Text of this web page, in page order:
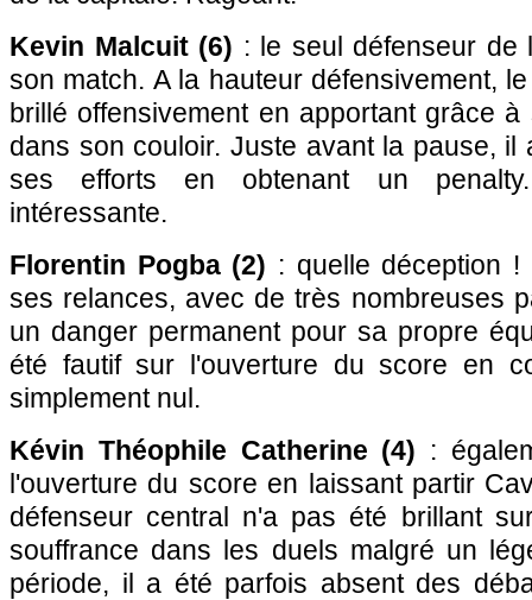
Kevin Malcuit (6) : le seul défenseur de
son match. A la hauteur défensivement,
brillé offensivement en apportant grâce
dans son couloir. Juste avant la pause, il
ses efforts en obtenant un
intéressante.
Florentin Pogba (2) : quelle déception !
ses relances, avec de très nombreuses
un danger permanent pour sa propre
été fautif sur l'ouverture du score en
simplement nul.
Kévin Théophile Catherine (4) :
l'ouverture du score en laissant partir
défenseur central n'a pas été brillant
souffrance dans les duels malgré un
période, il a été parfois absent des